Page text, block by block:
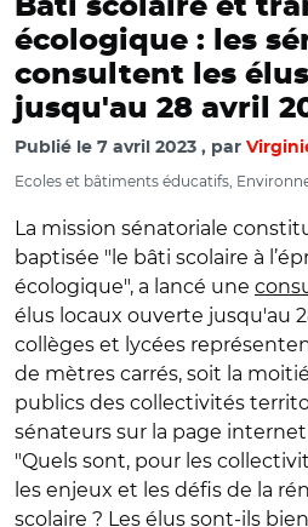
Bâti scolaire et
écologique : les
consultent les
jusqu'au 28 avril
Publié le 7 avril 2023 par
Ecoles et bâtiments éducatifs,
La mission sénatoriale
baptisée "le bâti scolaire à
écologique", a lancé une
élus locaux ouverte jusqu'au
collèges et lycées
de mètres carrés, soit la
publics des collectivités
sénateurs sur la page
"Quels sont, pour les
les enjeux et les défis de la
scolaire ? Les élus sont-ils